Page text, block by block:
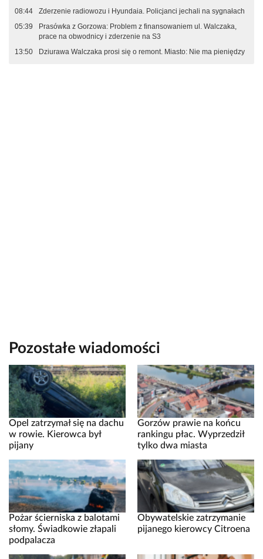
08:44
Zderzenie radiowozu i Hyundaia. Policjanci jechali na sygnałach
05:39
Prasówka z Gorzowa: Problem z finansowaniem ul. Walczaka,
prace na obwodnicy i zderzenie na S3
13:50
Dziurawa Walczaka prosi się o remont. Miasto: Nie ma pieniędzy
Pozostałe wiadomości
Opel zatrzymał się na dachu
w rowie. Kierowca był
pijany
Gorzów prawie na końcu
rankingu płac. Wyprzedził
tylko dwa miasta
Pożar ścierniska z balotami
słomy. Świadkowie złapali
podpalacza
Obywatelskie zatrzymanie
pijanego kierowcy Citroena